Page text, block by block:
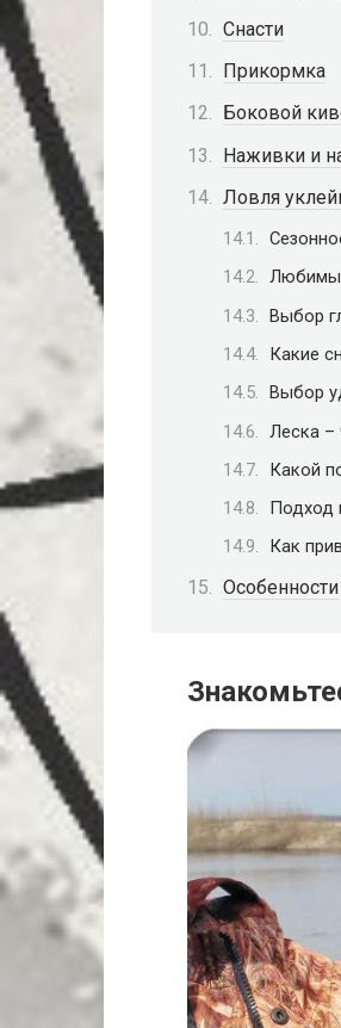
Снасти
Прикормка
Боковой
Наживки и
Ловля
Выбор
Какие
Выбор
Леска –
Какой
Подход
Как
Особенности